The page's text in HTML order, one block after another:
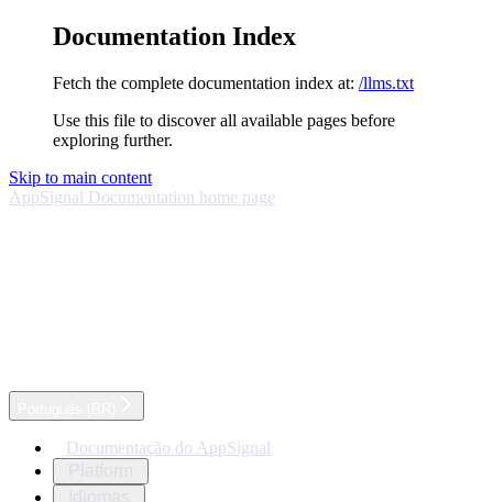
Documentation Index
Fetch the complete documentation index at: /llms.txt
Use this file to discover all available pages before
exploring further.
Skip to main content
AppSignal Documentation home page
Documentação do AppSignal